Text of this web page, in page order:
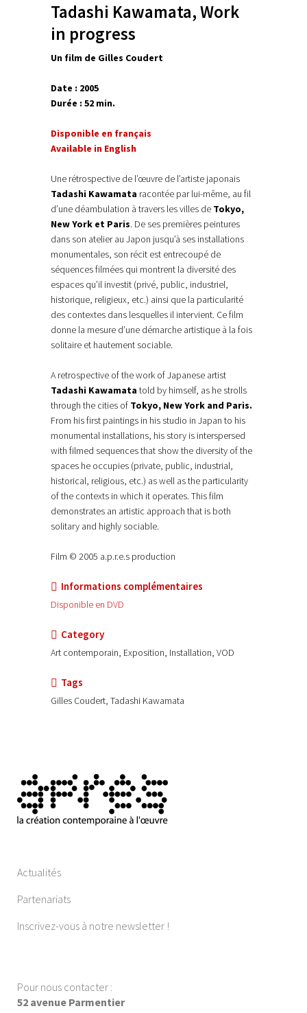
Tadashi Kawamata, Work
in progress
Un film de Gilles Coudert
Date : 2005
Durée : 52 min.
Disponible en français
Available in English
Une rétrospective de l’œuvre de l’artiste japonais
Tadashi Kawamata racontée par lui-même, au fil
d’une déambulation à travers les villes de Tokyo,
New York et Paris. De ses premières peintures
dans son atelier au Japon jusqu’à ses installations
monumentales, son récit est entrecoupé de
séquences filmées qui montrent la diversité des
espaces qu’il investit (privé, public, industriel,
historique, religieux, etc.) ainsi que la particularité
des contextes dans lesquelles il intervient. Ce film
donne la mesure d’une démarche artistique à la fois
solitaire et hautement sociable.
A retrospective of the work of Japanese artist
Tadashi Kawamata told by himself, as he strolls
through the cities of Tokyo, New York and Paris.
From his first paintings in his studio in Japan to his
monumental installations, his story is interspersed
with filmed sequences that show the diversity of the
spaces he occupies (private, public, industrial,
historical, religious, etc.) as well as the particularity
of the contexts in which it operates. This film
demonstrates an artistic approach that is both
solitary and highly sociable.
Film © 2005 a.p.r.e.s production
Informations complémentaires
Disponible en DVD
Category
Art contemporain, Exposition, Installation, VOD
Tags
Gilles Coudert, Tadashi Kawamata
Actualités
Partenariats
Inscrivez-vous à notre newsletter !
Pour nous contacter :
52 avenue Parmentier